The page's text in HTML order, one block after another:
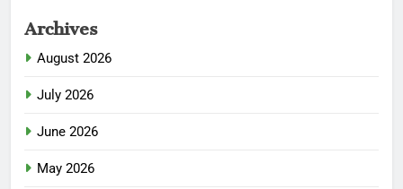
Archives
August 2026
July 2026
June 2026
May 2026